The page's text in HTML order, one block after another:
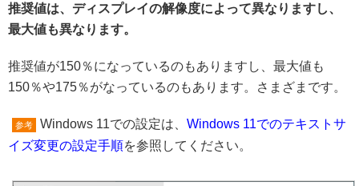
推奨値は、ディスプレイの解像度によって異なりますし、
最大値も異なります。
推奨値が150％になっているのもありますし、最大値も
150％や175％がなっているのもあります。さまざまです。
参考 Windows 11での設定は、 Windows 11でのテキストサ
イズ変更の設定手順を参照してください。